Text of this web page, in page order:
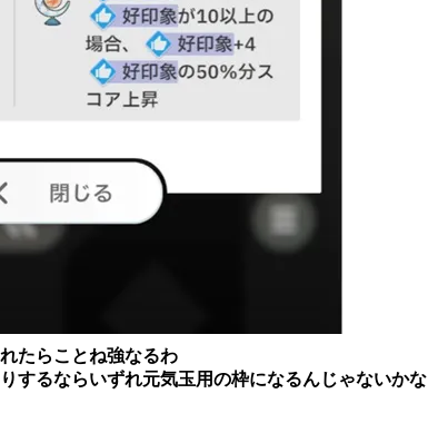
たらことね強なるわ
するならいずれ元気玉用の枠になるんじゃないかな